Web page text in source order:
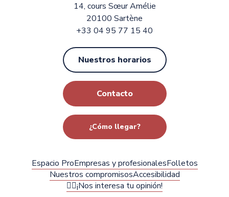
14, cours Sœur Amélie
20100 Sartène
+33 04 95 77 15 40
Nuestros horarios
Contacto
¿Cómo llegar?
Espacio ProEmpresas y profesionalesFolletos
Nuestros compromisosAccesibilidad
✍🏻¡Nos interesa tu opinión!